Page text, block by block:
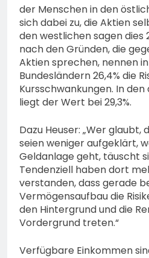
der Menschen in den
sich dabei zu, die Aktien
den westlichen sagen dies
nach den Gründen, die
Aktien sprechen, nennen
Bundesländern 26,4% die
Kursschwankungen. In
liegt der Wert bei 29,3%.
Dazu Heuser: „Wer glaubt,
seien weniger aufgeklärt,
Geldanlage geht, täuscht
Tendenziell haben dort
verstanden, dass gerade
Vermögensaufbau die
den Hintergrund und die
Vordergrund treten.“
Verfügbare Einkommen